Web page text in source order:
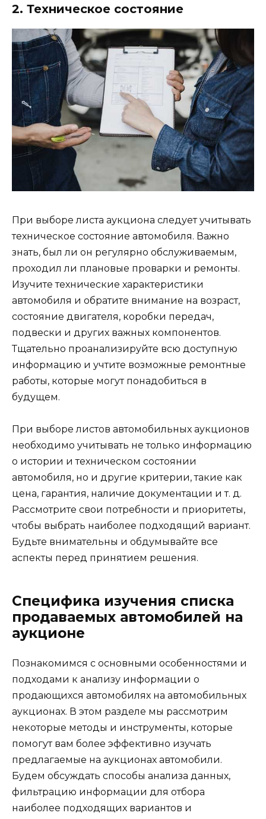
2. Техническое состояние
При выборе листа аукциона следует учитывать
техническое состояние автомобиля. Важно
знать, был ли он регулярно обслуживаемым,
проходил ли плановые проварки и ремонты.
Изучите технические характеристики
автомобиля и обратите внимание на возраст,
состояние двигателя, коробки передач,
подвески и других важных компонентов.
Тщательно проанализируйте всю доступную
информацию и учтите возможные ремонтные
работы, которые могут понадобиться в
будущем.
При выборе листов автомобильных аукционов
необходимо учитывать не только информацию
о истории и техническом состоянии
автомобиля, но и другие критерии, такие как
цена, гарантия, наличие документации и т. д.
Рассмотрите свои потребности и приоритеты,
чтобы выбрать наиболее подходящий вариант.
Будьте внимательны и обдумывайте все
аспекты перед принятием решения.
Специфика изучения списка
продаваемых автомобилей на
аукционе
Познакомимся с основными особенностями и
подходами к анализу информации о
продающихся автомобилях на автомобильных
аукционах. В этом разделе мы рассмотрим
некоторые методы и инструменты, которые
помогут вам более эффективно изучать
предлагаемые на аукционах автомобили.
Будем обсуждать способы анализа данных,
фильтрацию информации для отбора
наиболее подходящих вариантов и